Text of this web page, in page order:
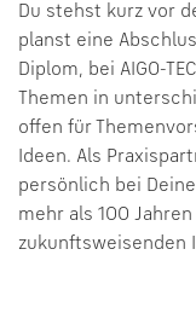
Du stehst kurz vor
planst eine
Diplom, bei AIGO-
Themen in
offen für
Ideen. Als
persönlich bei
mehr als 100
zukunftsweisenden